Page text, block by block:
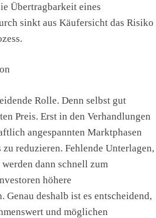
Übertragbarkeit eines
sinkt aus Käufersicht das Risiko
Rolle. Denn selbst gut
Preis. Erst in den Verhandlungen
angespannten Marktphasen
reduzieren. Fehlende Unterlagen,
dann schnell zum
höhere
deshalb ist es entscheidend,
und möglichen